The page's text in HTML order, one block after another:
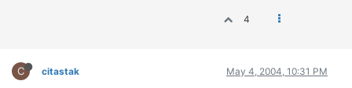
4
C citastak May 4, 2004, 10:31 PM